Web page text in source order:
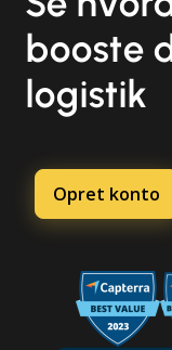
booste
logistik
Opret konto